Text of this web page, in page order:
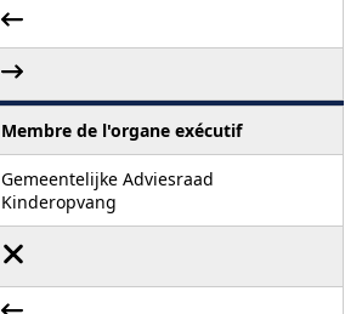
Membre de l'organe exécutif
Gemeentelijke Adviesraad
Kinderopvang